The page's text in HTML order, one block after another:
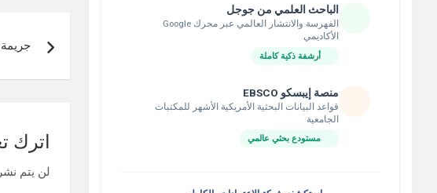
اترك
لن يتم
الباحث العلمي من جوجل
الفهرسة والانتشار العالمي عبر محرك Google
الأكاديمي
أرشفة ذكية كاملة
منصة إيبسكو EBSCO
قواعد البيانات البحثية الأمريكية الأشهر للمكتبات
الجامعية
مستودع بحثي عالمي